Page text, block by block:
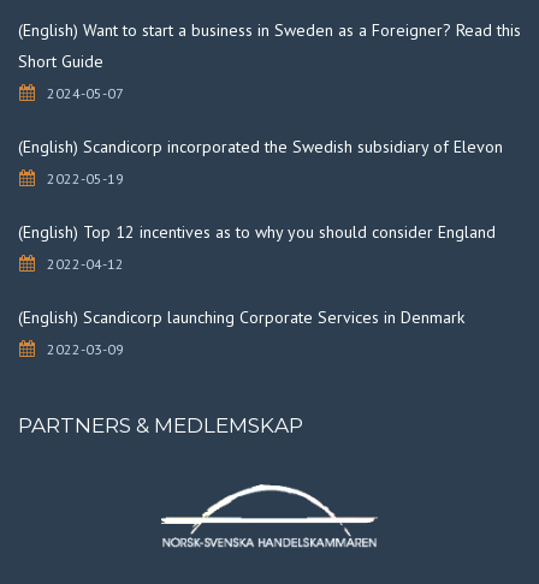
(English) Want to start a business in Sweden as a Foreigner? Read this
Short Guide
2024-05-07
(English) Scandicorp incorporated the Swedish subsidiary of Elevon
2022-05-19
(English) Top 12 incentives as to why you should consider England
2022-04-12
(English) Scandicorp launching Corporate Services in Denmark
2022-03-09
PARTNERS & MEDLEMSKAP